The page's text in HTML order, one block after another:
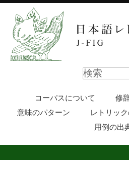
コーパスについて
修
意味のパターン
レトリッ
用例の出